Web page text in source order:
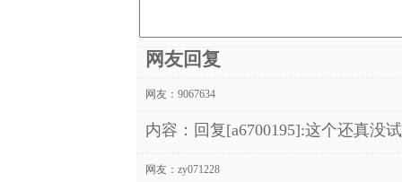
网友回复
网友： 9067634
内容：回复[a6700195]:这个还真没
网友： zy071228